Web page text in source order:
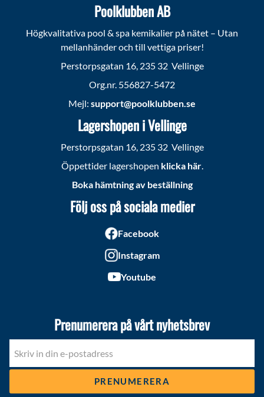
Poolklubben AB
Högkvalitativa pool & spa kemikalier på nätet – Utan
mellanhänder och till vettiga priser!
Perstorpsgatan 16, 235 32 Vellinge
Org.nr. 556827-5472
Mejl: support@poolklubben.se
Lagershopen i Vellinge
Perstorpsgatan 16, 235 32 Vellinge
Öppettider lagershopen klicka här.
Boka hämtning av beställning
Följ oss på sociala medier
Facebook
Instagram
Youtube
Prenumerera på vårt nyhetsbrev
PRENUMERERA